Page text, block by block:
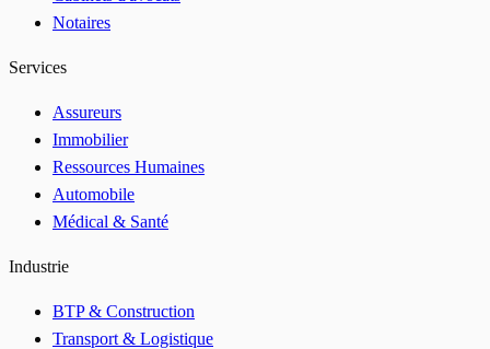
Notaires
Services
Assureurs
Immobilier
Ressources Humaines
Automobile
Médical & Santé
Industrie
BTP & Construction
Transport & Logistique